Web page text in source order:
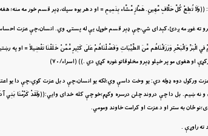
ته غوږ مه ږدئ،کېداى شي،چې ډېر قسم خوړل يې له پستۍ وي. انسان،چې عزت
الْبَرِّ وَالْبَحْرِ وَرَزَقْنَاهُم مِّنَ الطَّيِّبَاتِ وَفَضَّلْنَاهُمْ عَلَى كَثِيرٍ مِّمَّنْ خَلَقْنَا تَفْضِيلاً = او
او هغوى مو پر خپلو ډېرو مخلوقاتو غوره كړي دي .)) (اسراء/٧٠)
ورکول دوه ډوله دي: يو وخت داسې وي؛لکه يو انسان،چې د بل عزت کوي،چې دا يو
نه ښيم. بل دا چې دروند چلن درسره وکړم؛خو چې کله خداى وايي:((وَلَقَدْ كَرَّمْنَا بَنِي
ځان به ستر او د عزت او کرامت خاوند ومومي.
ته راوړې .